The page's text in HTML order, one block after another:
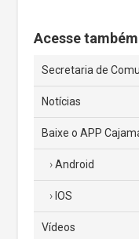
Acesse também
Secretaria de
Notícias
Baixe o APP
Android
IOS
Vídeos